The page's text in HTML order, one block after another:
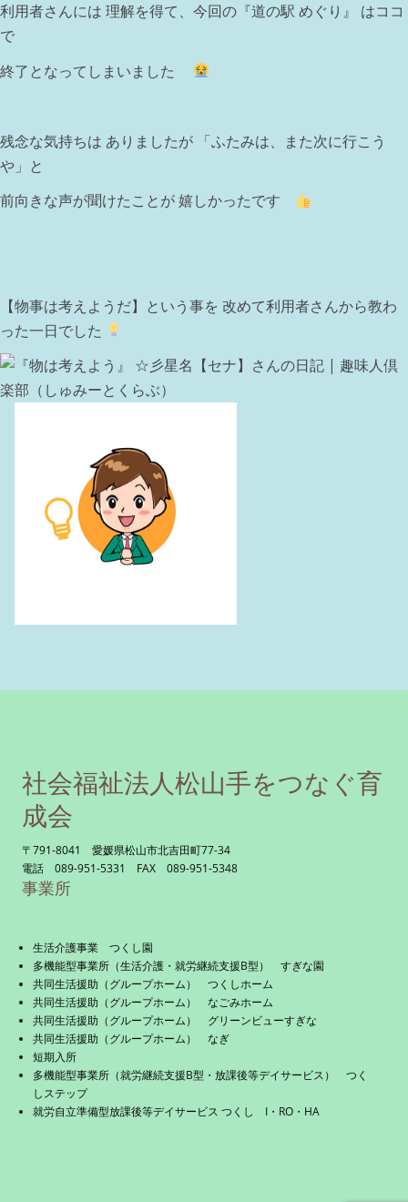
利用者さんには 理解を得て、今回の『道の駅 めぐり』 はココ
で
終了となってしまいました
残念な気持ちは ありましたが 「ふたみは、また次に行こう
や」と
前向きな声が聞けたことが 嬉しかったです
【物事は考えようだ】という事を 改めて利用者さんから教わ
った一日でした
社会福祉法人松山手をつなぐ育
成会
〒791-8041 愛媛県松山市北吉田町77-34
電話 089-951-5331 FAX 089-951-5348
事業所
生活介護事業 つくし園
多機能型事業所（生活介護・就労継続支援B型） すぎな園
共同生活援助（グループホーム） つくしホーム
共同生活援助（グループホーム） なごみホーム
共同生活援助（グループホーム） グリーンビューすぎな
共同生活援助（グループホーム） なぎ
短期入所
多機能型事業所（就労継続支援B型・放課後等デイサービス） つく
しステップ
就労自立準備型放課後等デイサービス つくし I・RO・HA